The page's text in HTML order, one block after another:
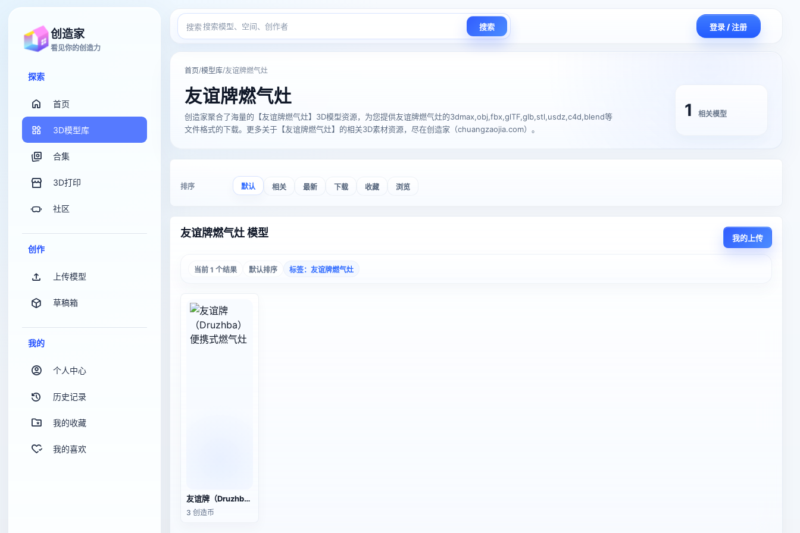
创造家
看见你的创造力
探索
首页
3D模型库
合集
3D打印
社区
创作
上传模型
草稿箱
我的
个人中心
历史记录
我的收藏
我的喜欢
搜索 搜索 登录 / 注册
首页/模型库/友谊牌燃气灶
友谊牌燃气灶
创造家聚合了海量的【友谊牌燃气灶】3D模型资源，为您提供友谊牌燃气灶的3dmax,obj,fbx,glTF,glb,stl,usdz,c4d,blend等
文件格式的下载。更多关于【友谊牌燃气灶】的相关3D素材资源，尽在创造家（chuangzaojia.com）。
1 相关模型
排序 默认 相关 最新 下载 收藏 浏览
友谊牌燃气灶 模型 我的上传
当前 1 个结果 默认排序 标签：友谊牌燃气灶
友谊牌（Druzhba）便携式燃气灶
3 创造币